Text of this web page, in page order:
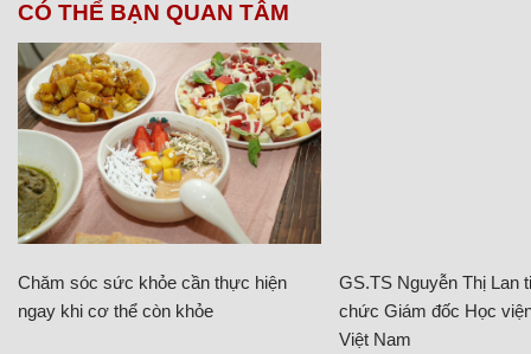
CÓ THỂ BẠN QUAN TÂM
Chăm sóc sức khỏe cần thực hiện
ngay khi cơ thể còn khỏe
GS.TS Nguyễn Thị Lan
chức Giám đốc Học
Việt Nam